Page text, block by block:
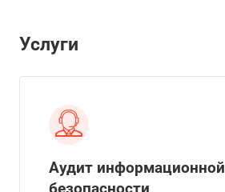
Услуги
Аудит информационной